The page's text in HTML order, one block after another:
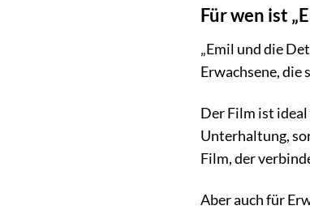
Für wen ist
„Emil und die
Erwachsene, die
Der Film ist
Unterhaltung,
Film, der
Aber auch für